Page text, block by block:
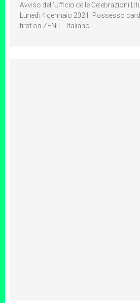
Avviso dell’Ufficio delle Celebrazioni
Lunedì 4 gennaio 2021: Possesso
first on ZENIT - Italiano.